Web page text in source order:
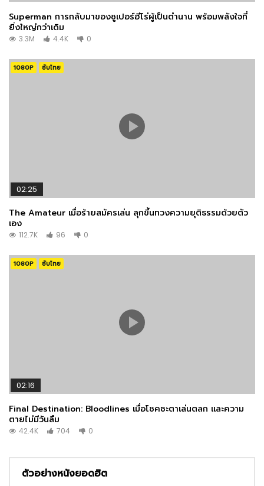
Superman การกลับมาของซูเปอร์ฮีโร่ผู้เป็นตำนาน พร้อมพลังใจที่
ยิ่งใหญ่กว่าเดิม
3.3M 4.4K 0
1080P ซับไทย
02:25
The Amateur เมื่อร้ายสมัครเล่น ลุกขึ้นทวงความยุติธรรมด้วยตัว
เอง
112.7K 96 0
1080P ซับไทย
02:16
Final Destination: Bloodlines เมื่อโชคชะตาเล่นตลก และความ
ตายไม่มีวันลืม
42.4K 704 0
ตัวอย่างหนังยอดฮิต